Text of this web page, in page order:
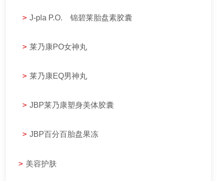
> J-pla P.O. 锦碧莱胎盘素胶囊
> 莱乃康PO女神丸
> 莱乃康EQ男神丸
> JBP莱乃康塑身美体胶囊
> JBP百分百胎盘果冻
> 美容护肤